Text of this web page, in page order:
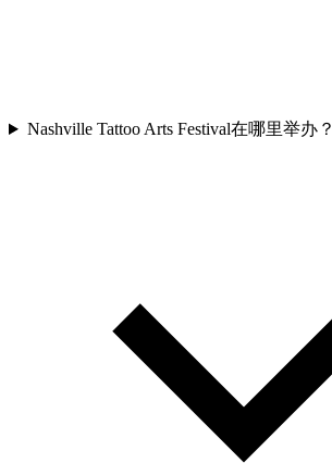
Nashville Tattoo Arts Festival在哪里举办？